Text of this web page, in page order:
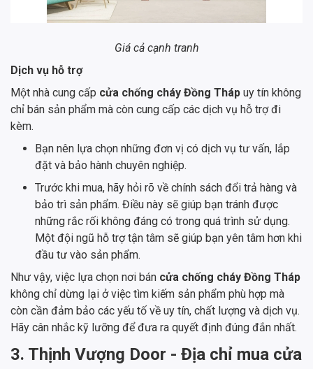
Giá cả cạnh tranh
Dịch vụ hỗ trợ
Một nhà cung cấp cửa chống cháy Đồng Tháp uy tín không
chỉ bán sản phẩm mà còn cung cấp các dịch vụ hỗ trợ đi
kèm.
Bạn nên lựa chọn những đơn vị có dịch vụ tư vấn, lắp
đặt và bảo hành chuyên nghiệp.
Trước khi mua, hãy hỏi rõ về chính sách đổi trả hàng và
bảo trì sản phẩm. Điều này sẽ giúp bạn tránh được
những rắc rối không đáng có trong quá trình sử dụng.
Một đội ngũ hỗ trợ tận tâm sẽ giúp bạn yên tâm hơn khi
đầu tư vào sản phẩm.
Như vậy, việc lựa chọn nơi bán cửa chống cháy Đồng Tháp
không chỉ dừng lại ở việc tìm kiếm sản phẩm phù hợp mà
còn cần đảm bảo các yếu tố về uy tín, chất lượng và dịch vụ.
Hãy cân nhắc kỹ lưỡng để đưa ra quyết định đúng đắn nhất.
3. Thịnh Vượng Door - Địa chỉ mua cửa